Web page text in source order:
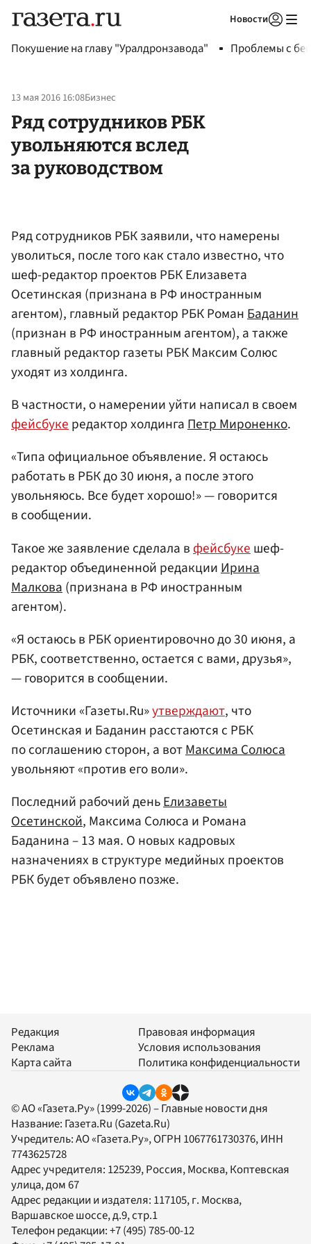
Новости
Покушение на главу "Уралдронзавода" Проблемы с
13 мая 2016 16:08Бизнес
Ряд сотрудников РБК
увольняются вслед
за руководством
Ряд сотрудников РБК заявили, что намерены
уволиться, после того как стало известно, что
шеф-редактор проектов РБК Елизавета
Осетинская (признана в РФ иностранным
агентом), главный редактор РБК РоманБаданин
(признан в РФ иностранным агентом), а также
главный редактор газеты РБК Максим Солюс
уходят из холдинга.
В частности, о намерении уйти написал в своем
фейсбукередактор холдингаПетр Мироненко.
«Типа официальное объявление. Я остаюсь
работать в РБК до 30 июня, а после этого
увольняюсь. Все будет хорошо!» — говорится
в сообщении.
Такое же заявление сделала в фейсбуке шеф-
редактор объединенной редакции Ирина
Малкова (признана в РФ иностранным
агентом).
«Я остаюсь в РБК ориентировочно до 30 июня, а
РБК, соответственно, остается с вами, друзья»,
— говорится в сообщении.
Источники «Газеты.Ru»утверждают, что
Осетинская и Баданин расстаются с РБК
по соглашению сторон, а вотМаксима Солюса
увольняют «против его воли».
Последний рабочий деньЕлизаветы
Осетинской, Максима Солюса и Романа
Баданина – 13 мая. О новых кадровых
назначениях в структуре медийных проектов
РБК будет объявлено позже.
Редакция
Реклама
Карта сайта
Правовая информация
Условия использования
Политика конфиденциальности
© АО «Газета.Ру» (1999-2026) – Главные новости дня
Название: Газета.Ru (Gazeta.Ru)
Учредитель:АО «Газета.Ру», ОГРН 1067761730376, ИНН
7743625728
Адрес учредителя: 125239, Россия, Москва, Коптевская
улица, дом 67
Адрес редакции и издателя: 117105, г. Москва,
Варшавское шоссе, д.9, стр.1
Телефон редакции:+7 (495) 785-00-12